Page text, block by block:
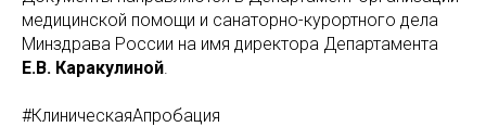
медицинской помощи и санаторно-курортного дела
Минздрава России на имя директора Департамента
Е.В. Каракулиной.
#КлиническаяАпробация